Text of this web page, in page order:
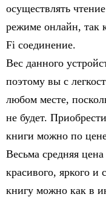
осуществлять
режиме онлайн, так
Fi соединение.
Вес данного
поэтому вы с
любом месте,
не будет.
книги можно по
Весьма средняя цена
красивого, яркого
книгу можно как в